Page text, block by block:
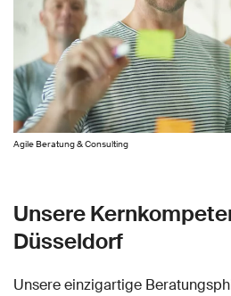
Agile Beratung & Consulting
Unsere
Düsseldorf
Unsere einzigartige